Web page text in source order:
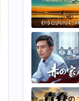
10:32